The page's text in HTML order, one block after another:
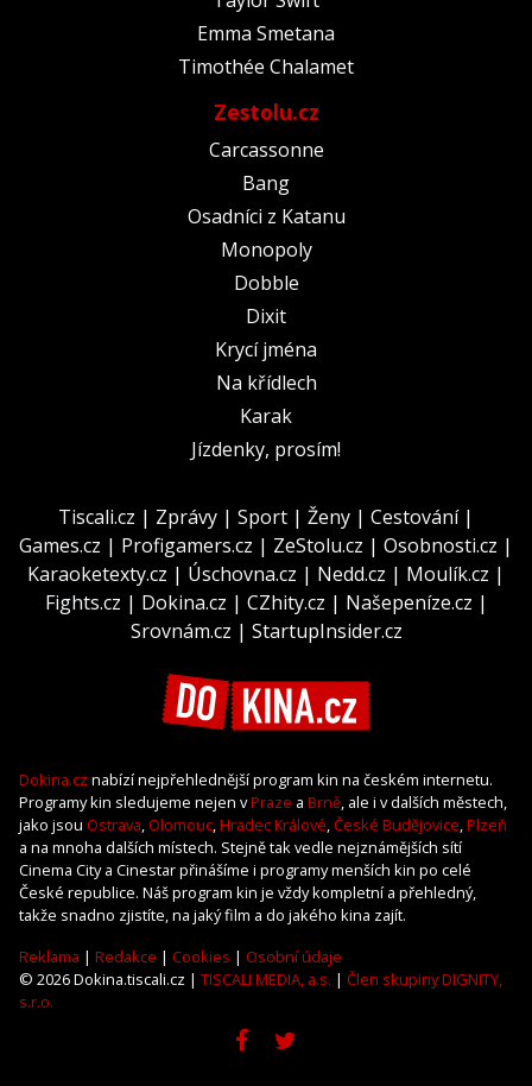
Emma Smetana
Timothée Chalamet
Zestolu.cz
Carcassonne
Bang
Osadníci z Katanu
Monopoly
Dobble
Dixit
Krycí jména
Na křídlech
Karak
Jízdenky, prosím!
Tiscali.cz | Zprávy | Sport | Ženy | Cestování|
Games.cz | Profigamers.cz | ZeStolu.cz | Osobnosti.cz |
Karaoketexty.cz | Úschovna.cz | Nedd.cz | Moulík.cz |
Fights.cz | Dokina.cz | CZhity.cz | Našepeníze.cz |
Srovnám.cz | StartupInsider.cz
Dokina.cz nabízí nejpřehlednější program kin na českém internetu.
Programy kin sledujeme nejen vPraze a Brně, ale i v dalších městech,
jako jsou Ostrava, Olomouc,Hradec Králové,České Budějovice,Plzeň
a na mnoha dalších místech. Stejně tak vedle nejznámějších sítí
Cinema City a Cinestar přinášíme i programy menších kin po celé
České republice. Náš program kin je vždy kompletní a přehledný,
takže snadno zjistíte, na jaký film a do jakého kina zajít.
Reklama | Redakce | Cookies | Osobní údaje
© 2026 Dokina.tiscali.cz | TISCALI MEDIA, a.s. | Člen skupiny DIGNITY,
s.r.o.